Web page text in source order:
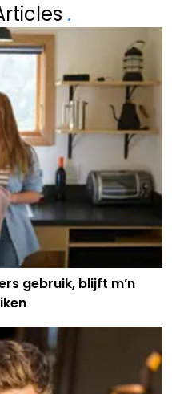
.
gebruik, blijft m’n